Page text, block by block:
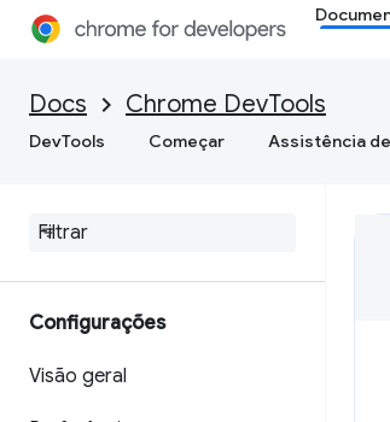
Docs Chrome DevTools
DevTools Começar Assistência
Configurações
Visão geral